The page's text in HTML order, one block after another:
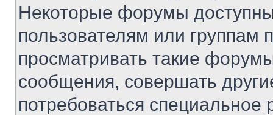
Некоторые форумы
пользователям или группам
просматривать такие
сообщения, совершать
потребоваться